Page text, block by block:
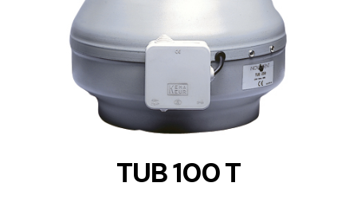
DETAILS
TUB 100 T